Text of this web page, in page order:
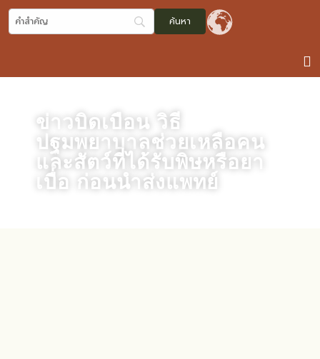
ข่าวบิดเบือน วิธี
ปฐมพยาบาลช่วยเหลือคน
และสัตว์ที่ได้รับพิษหรือยา
เบื่อ ก่อนนำส่งแพทย์